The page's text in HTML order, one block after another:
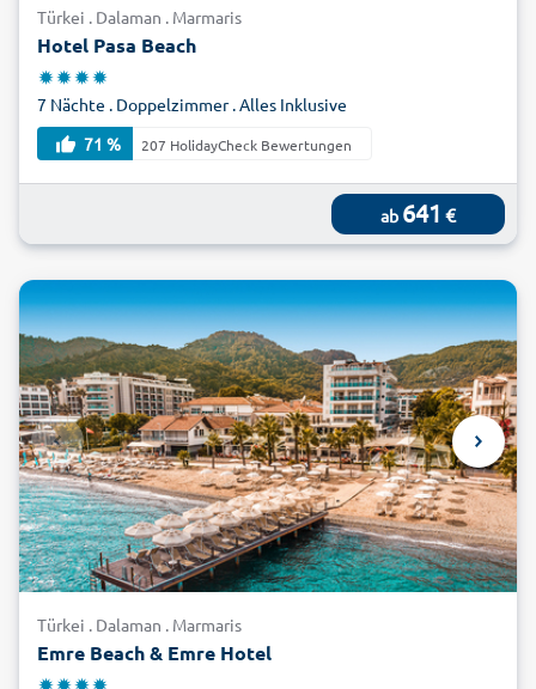
Türkei . Dalaman . Marmaris
Hotel Pasa Beach
7 Nächte . Doppelzimmer . Alles Inklusive
71 %
207 HolidayCheck Bewertungen
ab 641 €
Türkei . Dalaman . Marmaris
Emre Beach & Emre Hotel